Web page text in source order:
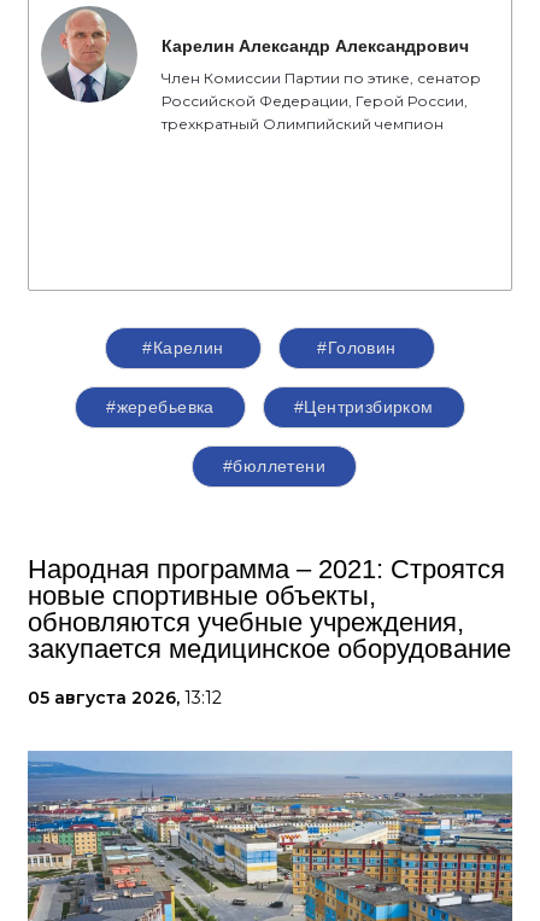
Карелин Александр Александрович
Член Комиссии Партии по этике, сенатор
Российской Федерации, Герой России,
трехкратный Олимпийский чемпион
#Карелин #Головин
#жеребьевка #Центризбирком
#бюллетени
Народная программа – 2021: Строятся
новые спортивные объекты,
обновляются учебные учреждения,
закупается медицинское оборудование
05 августа 2026, 13:12